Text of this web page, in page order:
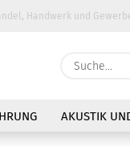
Handwerk und
AKUSTIK